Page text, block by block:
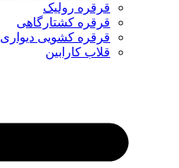
قرقره رولیک
قرقره کشتارگاهی
قرقره کشویی دیواری
قلاب کارابین